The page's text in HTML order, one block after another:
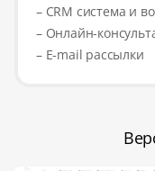
– CRM система и
– Онлайн-
– E-mail рассылки